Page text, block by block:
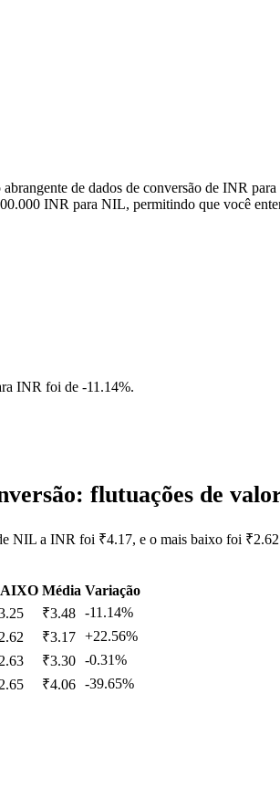
de dados de conversão de INR
INR para NIL, permitindo que você
INR foi de -11.14%.
flutuações de
NIL a INR foi ₹4.17, e o mais baixo foi
Média Variação
₹3.48 -11.14%
₹3.17 +22.56%
₹3.30 -0.31%
₹4.06 -39.65%